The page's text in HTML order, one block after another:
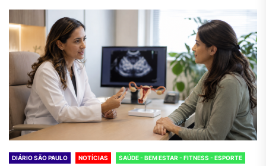
DIÁRIO SÃO PAULO NOTÍCIAS SAÚDE - BEM ESTAR - FITNESS - ESPORTE